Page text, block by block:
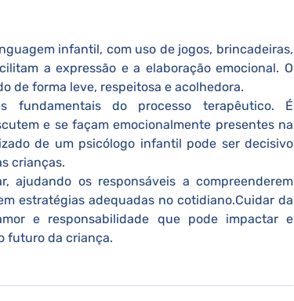
a expressão e a elaboração emocional. O
de forma leve, respeitosa e acolhedora.
fundamentais do processo terapêutico. É
e se façam emocionalmente presentes na
de um psicólogo infantil pode ser decisivo
crianças.
estratégias adequadas no cotidiano.Cuidar da
e responsabilidade que pode impactar e
futuro da criança.